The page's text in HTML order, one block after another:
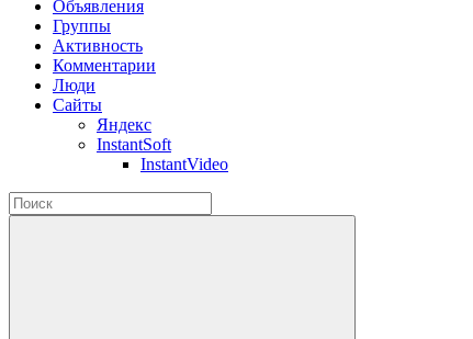
Объявления
Группы
Активность
Комментарии
Люди
Сайты
Яндекс
InstantSoft
InstantVideo